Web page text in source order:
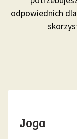
odpowiednich
Joga